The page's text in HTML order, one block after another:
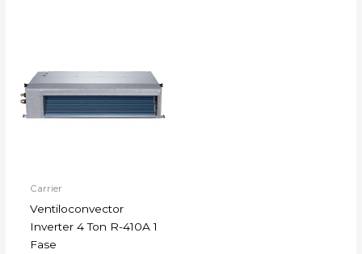
Carrier
Ventiloconvector
Inverter 4 Ton R-410A 1
Fase